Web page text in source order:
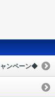
ャンペーン◆